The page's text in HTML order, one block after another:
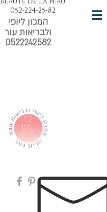
המכון ליופי
ולבריאות עור
0522242582
052-224-25-82